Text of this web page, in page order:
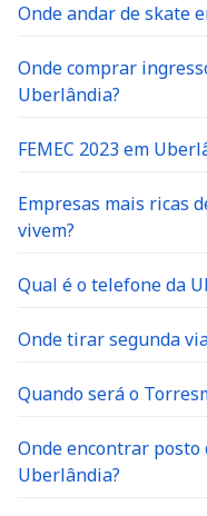
Onde andar de skate
Onde comprar
Uberlândia?
FEMEC 2023 em
Empresas mais ricas
vivem?
Qual é o telefone da
Onde tirar segunda
Quando será o
Onde encontrar
Uberlândia?